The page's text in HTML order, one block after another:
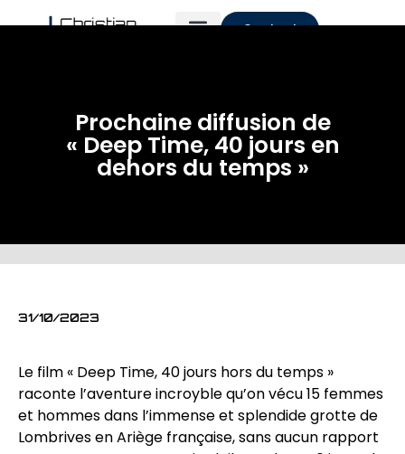
Contact
Prochaine diffusion de
« Deep Time, 40 jours en
dehors du temps »
31/10/2023
Le film « Deep Time, 40 jours hors du temps »
raconte l’aventure incroyble qu’on vécu 15 femmes
et hommes dans l’immense et splendide grotte de
Lombrives en Ariège française, sans aucun rapport